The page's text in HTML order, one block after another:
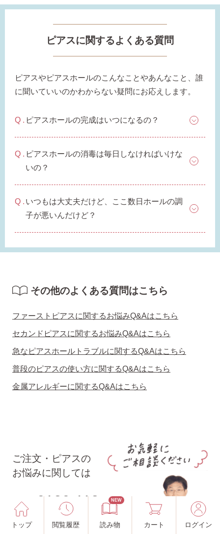
トップ 閲覧履歴
NEW
読み物 カート ログイン
ピアスに関するよくある質問
ピアスやピアスホールのこんなことやあんなこと、誰
に聞いていいのかわからない疑問にお応えします。
ピアスホールの完成はいつになるの？
ピアスホールの消毒は毎日しなければいけな
いの？
いつもは大丈夫だけど、ここ数日ホールの調
子が悪いんだけど？
その他のよくある質問はこちら
ファーストピアスに関するお悩みQ&Aはこちら
セカンドピアスに関するお悩みQ&Aはこちら
急なピアスホールトラブルに関するQ&Aはこちら
普段のピアスの使い方に関するQ&Aはこちら
金属アレルギーに関するQ&Aはこちら
ご注文・ピアスの
お悩みに関しては
0120-113-
163